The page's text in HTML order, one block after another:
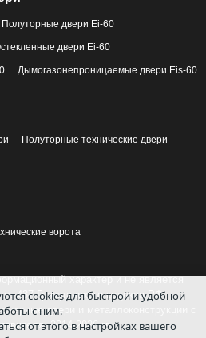
Полуторные двери Ei-60
двери Ei-60
Дымогазонепроницаемые двери Eis-60
Полуторные технические двери
ворота
характер и не является
437 Гражданского кодекса РФ.
двери и металлоконструкции с
2014-2026 гг.
cookies для быстрой и удобной
с ним.
от этого в настройках вашего